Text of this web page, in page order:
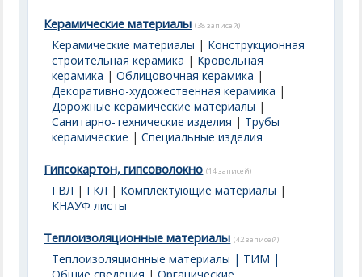
Керамические материалы (38 записей)
Керамические материалы | Конструкционная
строительная керамика | Кровельная
керамика |Облицовочная керамика |
Декоративно-художественная керамика |
Дорожные керамические материалы |
Санитарно-технические изделия | Трубы
керамические |Специальные изделия
Гипсокартон, гипсоволокно (14 записей)
ГВЛ | ГКЛ | Комплектующие материалы |
КНАУФ листы
Теплоизоляционные материалы (42 записей)
Теплоизоляционные материалы | ТИМ |